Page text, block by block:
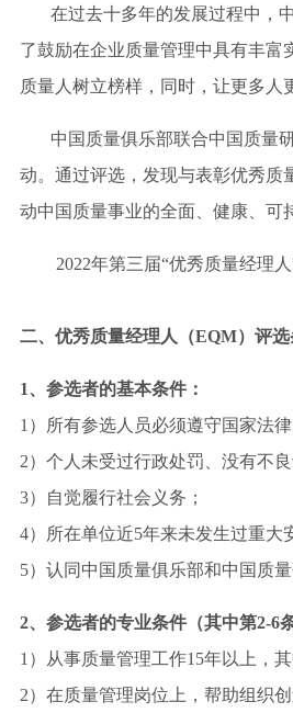
在过去十多年的发展过程中，
了鼓励在企业质量管理中具有丰
质量人树立榜样，同时，让更多
中国质量俱乐部联合中国质量
动。通过评选，发现与表彰优秀质
动中国质量事业的全面、健康、可
2022年第三届“优秀质量经理
二、优秀质量经理人（EQM）评
1、参选者的基本条件：
1）所有参选人员必须遵守国家法律
2）个人未受过行政处罚、没有不良
3）自觉履行社会义务；
4）所在单位近5年来未发生过重大
5）认同中国质量俱乐部和中国质
2、参选者的专业条件（其中第2-6
1）从事质量管理工作15年以上，
2）在质量管理岗位上，帮助组织